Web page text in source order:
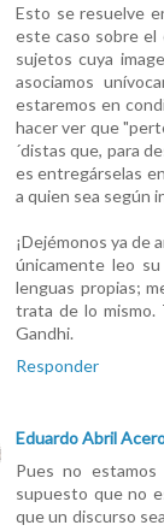
Esto se resuelve
este caso sobre el
sujetos cuya
asociamos
estaremos en
hacer ver que
´distas que, para
es entregárselas
a quien sea según
¡Dejémonos ya de
únicamente leo
lenguas propias;
trata de lo mismo.
Gandhi.
Responder
Eduardo Abril
Pues no
supuesto que no
que un discurso